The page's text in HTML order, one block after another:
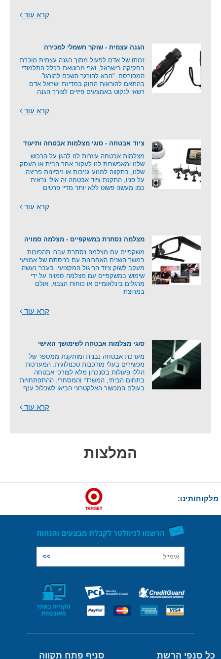
קרא עוד
הגנה עצמית - שוקר חשמלי למכירה
זכותו של אדם לפעול מתוך הגנה עצמית מוכרת
בחקיקה בישראל, ואף מבוטאת בכלל התלמודי
המפורסם: “הבא להורגך השכם להורגו”.
בהתאם להוראות החוק במדינת ישראל אדם
רשאי לנקוט באמצעים פיזיים לצורך הגנה
קרא עוד
ציוד אבטחה - סוגי מצלמות אבטחה ותיעוד
מצלמות אבטחה עוזרות לנו להגן על הרכוש
שלנו ומאפשרות לנו לעקוב אחר הבית או העסק
שלנו, בתקווה למנוע גניבות או ניסיונות פריצה.
על פניו, התקנת ציוד אבטחה זה אולי נראית
כמו מעשה פשוט ללא יותר מדיי פרטים
קרא עוד
מצלמה נסתרת במשקפיים - מצלמה סמויה
משקפיים עם מצלמה נסתרת עברו תהפוכות
במשך השנים האחרונות עם כניסתם של אמצעי
מעקב לשוק ציוד הריגול המקצועי. בעבר נעשה
שימוש במשקפיים עם מצלמה סמויה על ידי
מרגלים בינלאומיים או כוחות הצבא, אולם
במרוצת
קרא עוד
סוגי מצלמות אבטחה לשימושך האישי
מערכת אבטחה נבנית ומותקנת ממספר של
מכשירים בעלי מורכבות טכנולוגית. המערכות
הללו פעולות בסנכרון מלא לצורכי אבטחה
בתחום הביתי, המשרדי והמסחרי. ההתפתחויות
בעולם המכשור האלקטרוני הביאו לשכלול ענף
קרא עוד
המלצות
מלקוחותינו:
כל סנפי הרשת סניף פתח תקווה